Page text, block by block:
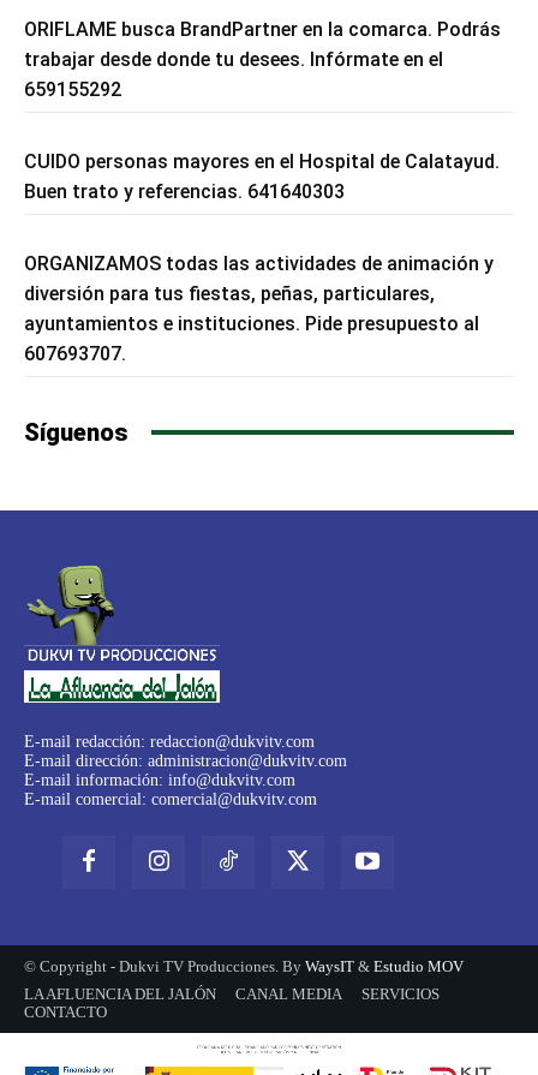
ORIFLAME busca BrandPartner en la comarca. Podrás
trabajar desde donde tu desees. Infórmate en el
659155292
CUIDO personas mayores en el Hospital de Calatayud.
Buen trato y referencias. 641640303
ORGANIZAMOS todas las actividades de animación y
diversión para tus fiestas, peñas, particulares,
ayuntamientos e instituciones. Pide presupuesto al
607693707.
Síguenos
E-mail redacción: redaccion@dukvitv.com
E-mail dirección: administracion@dukvitv.com
E-mail información: info@dukvitv.com
E-mail comercial: comercial@dukvitv.com
© Copyright - Dukvi TV Producciones. By WaysIT & Estudio MOV
LA AFLUENCIA DEL JALÓN
CANAL MEDIA
SERVICIOS
CONTACTO